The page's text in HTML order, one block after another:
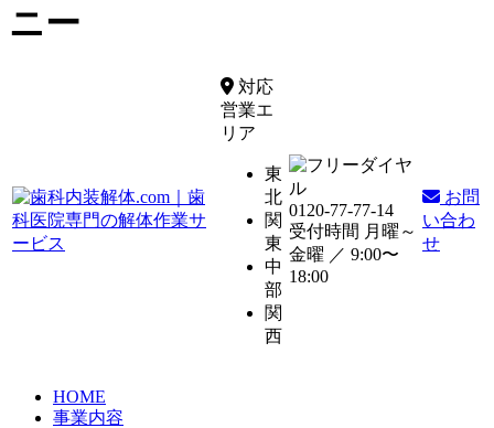
ニー
対応
営業エ
リア
東
北
関
東
中
部
関
西
0120-77-77-14
受付時間 月曜～
金曜 ／ 9:00〜
18:00
お問
い合わ
せ
HOME
事業内容